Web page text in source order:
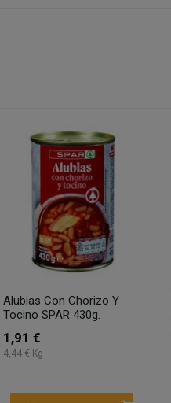
Alubias Con Chorizo Y
Tocino SPAR 430g.
1,91 €
4,44 € Kg